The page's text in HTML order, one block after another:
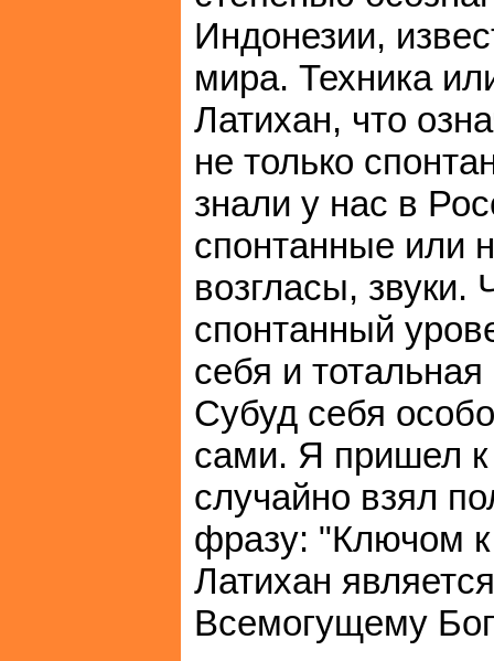
Индонезии,
мира. Техника
Латихан, что
не только
знали у нас в
спонтанные или
возгласы, звуки.
спонтанный
себя и
Субуд себя
сами. Я пришел к
случайно взял
фразу: "Ключом к
Латихан
Всемогущему